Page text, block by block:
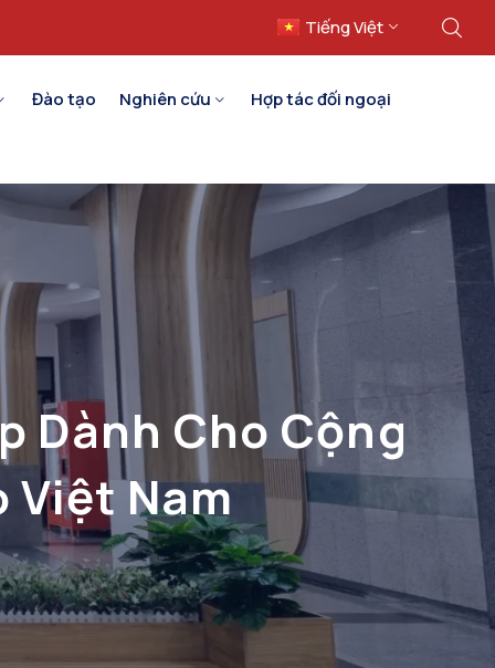
Tiếng Việt
English
Đào tạo Nghiên cứu
Hợp tác đối ngoại
Dành Cho Cộng
Việt Nam